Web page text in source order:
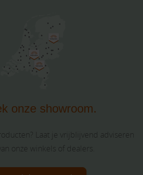
onze showroom.
Laat je vrijblijvend adviseren
onze winkels of dealers.